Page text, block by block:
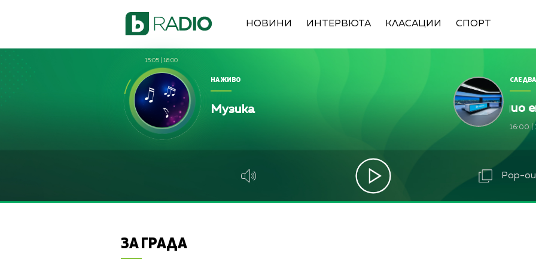
НОВИНИ ИНТЕРВЮТА КЛАСАЦИИ СПОРТ
15:05 16:00
НА ЖИВО
Музика
СЛЕДВА
bTV Новините (радио емисия)
bTV Новините (радио емисия)
bTV Новините (радио емисия)
bTV Новините (радио емисия)
16:00 |
Pop-
ЗА ГРАДА